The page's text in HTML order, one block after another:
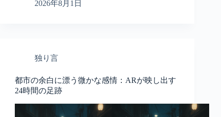
2026年8月1日
独り言
都市の余白に漂う微かな感情：ARが映し出す
24時間の足跡